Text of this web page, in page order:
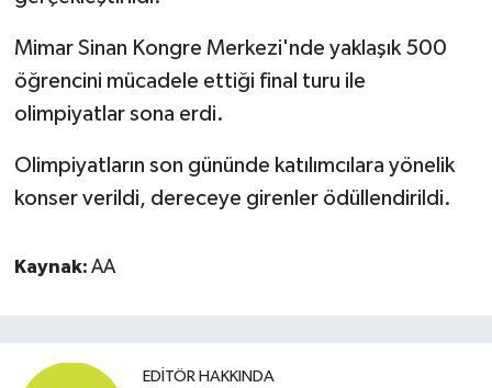
Mimar Sinan Kongre Merkezi'nde yaklaşık 500
öğrencini mücadele ettiği final turu ile
olimpiyatlar sona erdi.
Olimpiyatların son gününde katılımcılara yönelik
konser verildi, dereceye girenler ödüllendirildi.
Kaynak: AA
EDITÖR HAKKINDA